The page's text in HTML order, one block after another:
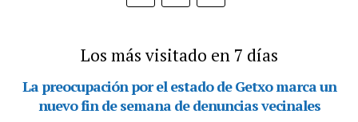
Los más visitado en 7 días